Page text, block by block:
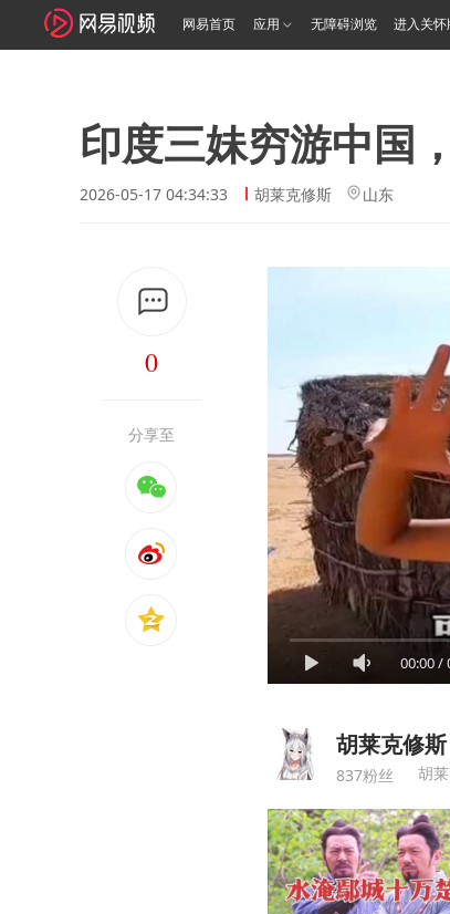
网易首页 应用 无障碍浏览 进入关怀
印度三妹穷游中国
2026-05-17 04:34:33 胡莱克修斯 山东
0
分享至
00:00/
胡莱克修斯
837粉丝 胡